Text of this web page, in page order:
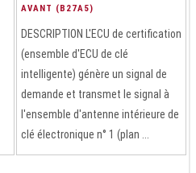
AVANT (B27A5)
DESCRIPTION L'ECU de certification
(ensemble d'ECU de clé
intelligente) génère un signal de
demande et transmet le signal à
l'ensemble d'antenne intérieure de
clé électronique n° 1 (plan ...